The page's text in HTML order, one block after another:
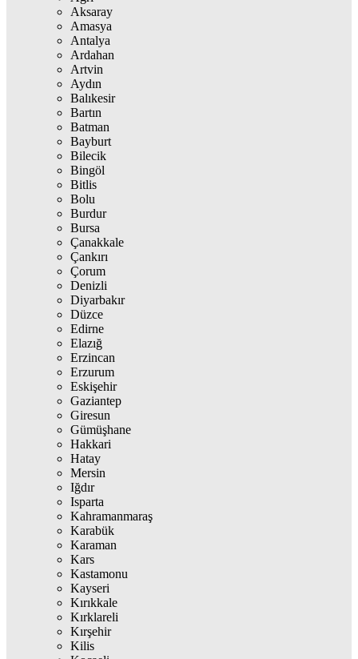
Aksaray
Amasya
Antalya
Ardahan
Artvin
Aydın
Balıkesir
Bartın
Batman
Bayburt
Bilecik
Bingöl
Bitlis
Bolu
Burdur
Bursa
Çanakkale
Çankırı
Çorum
Denizli
Diyarbakır
Düzce
Edirne
Elazığ
Erzincan
Erzurum
Eskişehir
Gaziantep
Giresun
Gümüşhane
Hakkari
Hatay
Mersin
Iğdır
Isparta
Kahramanmaraş
Karabük
Karaman
Kars
Kastamonu
Kayseri
Kırıkkale
Kırklareli
Kırşehir
Kilis